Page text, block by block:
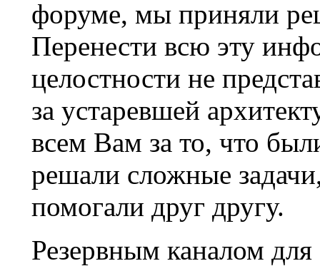
форуме, мы приняли
Перенести всю эту
целостности не
за устаревшей
всем Вам за то, что
решали сложные
помогали друг другу.
Резервным каналом